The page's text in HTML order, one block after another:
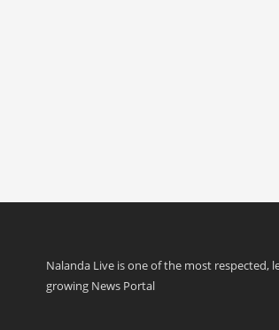
Nalanda Live is one of the most respected,
growing News Portal